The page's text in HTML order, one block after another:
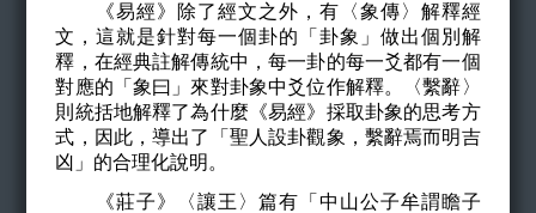
《易經》除了經文之外，有〈象傳〉解釋經
文，這就是針對每一個卦的「卦象」做出個別解
釋，在經典註解傳統中，每一卦的每一爻都有一個
對應的「象曰」來對卦象中爻位作解釋。〈繫辭〉
則統括地解釋了為什麼《易經》採取卦象的思考方
式，因此，導出了「聖人設卦觀象，繫辭焉而明吉
凶」的合理化說明。
《莊子》
〈讓王〉篇有「中山公子牟謂瞻子